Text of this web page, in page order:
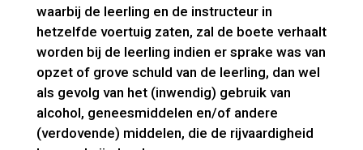
waarbij de leerling en de instructeur in
hetzelfde voertuig zaten, zal de boete verhaalt
worden bij de leerling indien er sprake was van
opzet of grove schuld van de leerling, dan wel
als gevolg van het (inwendig) gebruik van
alcohol, geneesmiddelen en/of andere
(verdovende) middelen, die de rijvaardigheid